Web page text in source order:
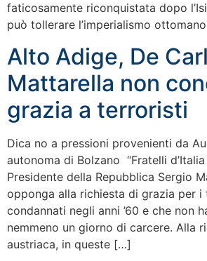
faticosamente riconquistata dopo
può tollerare l’imperialismo
Alto Adige, De
Mattarella non
grazia a terroristi
Dica no a pressioni provenienti da
autonoma di Bolzano “Fratelli
Presidente della Repubblica Sergio
opponga alla richiesta di grazia per
condannati negli anni ’60 e che non
nemmeno un giorno di carcere. Alla
austriaca, in queste […]